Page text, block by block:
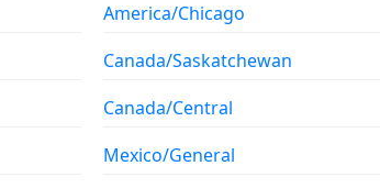
America/Chicago
Canada/Saskatchewan
Canada/Central
Mexico/General